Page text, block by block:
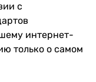
с
интернет-
только о самом